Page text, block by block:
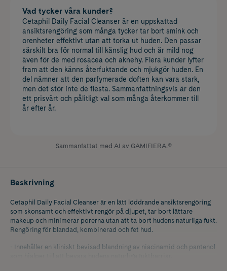
Vad tycker våra kunder?
Cetaphil Daily Facial Cleanser är en uppskattad
ansiktsrengöring som många tycker tar bort smink och
orenheter effektivt utan att torka ut huden. Den passar
särskilt bra för normal till känslig hud och är mild nog
även för de med rosacea och aknehy. Flera kunder lyfter
fram att den känns återfuktande och mjukgör huden. En
del nämner att den parfymerade doften kan vara stark,
men det stör inte de flesta. Sammanfattningsvis är den
ett prisvärt och pålitligt val som många återkommer till
år efter år.
Sammanfattat med AI av GAMIFIERA.®
Beskrivning
Cetaphil Daily Facial Cleanser är en lätt löddrande ansiktsrengöring
som skonsamt och effektivt rengör på djupet, tar bort lättare
makeup och minimerar porerna utan att ta bort hudens naturliga fukt.
Rengöring för blandad, kombinerad och fet hud.
- Innehåller en kliniskt bevisad blandning av niacinamid och pantenol